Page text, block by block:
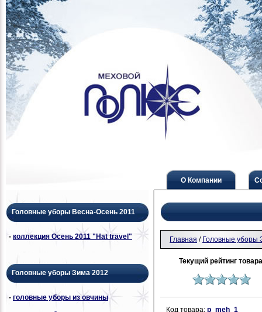
О Компании
Головные уборы Весна-Осень 2011
- коллекция Осень 2011 "Hat travel"
Головные уборы Зима 2012
- головные уборы из овчины
Главная / Головные уборы
Текущий рейтинг
Код товара: p_meh_1